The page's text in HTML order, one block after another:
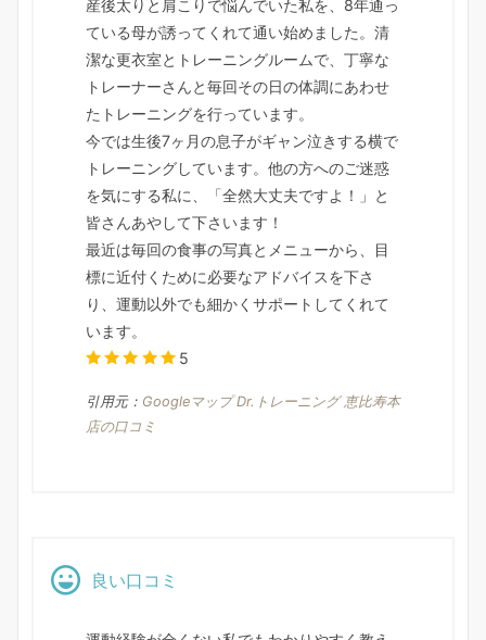
産後太りと肩こりで悩んでいた私を、8年通っ
ている母が誘ってくれて通い始めました。清
潔な更衣室とトレーニングルームで、丁寧な
トレーナーさんと毎回その日の体調にあわせ
たトレーニングを行っています。
今では生後7ヶ月の息子がギャン泣きする横で
トレーニングしています。他の方へのご迷惑
を気にする私に、「全然大丈夫ですよ！」と
皆さんあやして下さいます！
最近は毎回の食事の写真とメニューから、目
標に近付くために必要なアドバイスを下さ
り、運動以外でも細かくサポートしてくれて
います。
5
引用元： Googleマップ Dr.トレーニング 恵比寿本
店の口コミ
良い口コミ